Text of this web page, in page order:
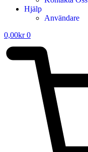
Hjälp
Användare
0,00kr 0